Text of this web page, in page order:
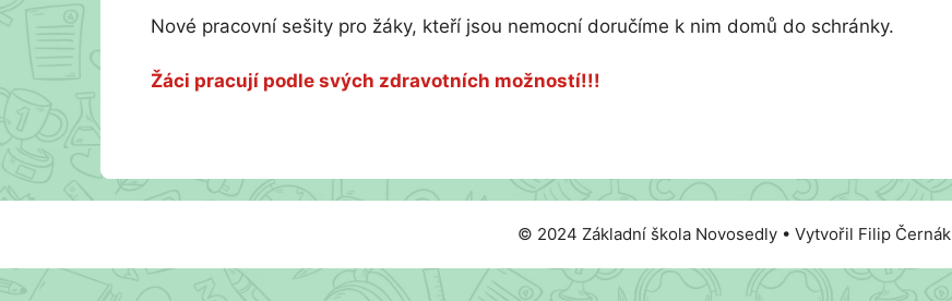
Nové pracovní sešity pro žáky, kteří jsou nemocní doručíme k nim domů do schránky.
Žáci pracují podle svých zdravotních možností!!!
© 2024 Základní škola Novosedly • Vytvořil Filip Černák